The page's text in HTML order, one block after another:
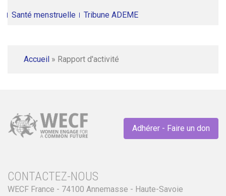
Santé menstruelle Tribune ADEME
Accueil » Rapport d'activité
Adhérer - Faire un don
CONTACTEZ-NOUS
WECF France - 74100 Annemasse - Haute-Savoie